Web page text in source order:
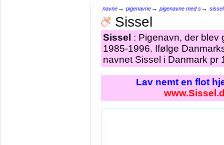
navne→ pigenavne→ pigenavne med s→ sissel
Sissel
Sissel : Pigenavn, der blev
1985-1996. Ifølge
navnet Sissel i Danmark pr
Lav nemt en flot